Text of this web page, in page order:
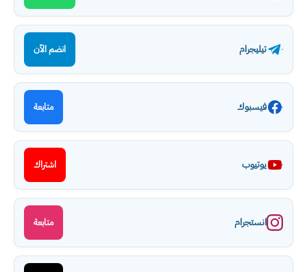
تيليجرام انضم الآن
فيسبوك متابعة
يوتيوب اشتراك
انستجرام متابعة